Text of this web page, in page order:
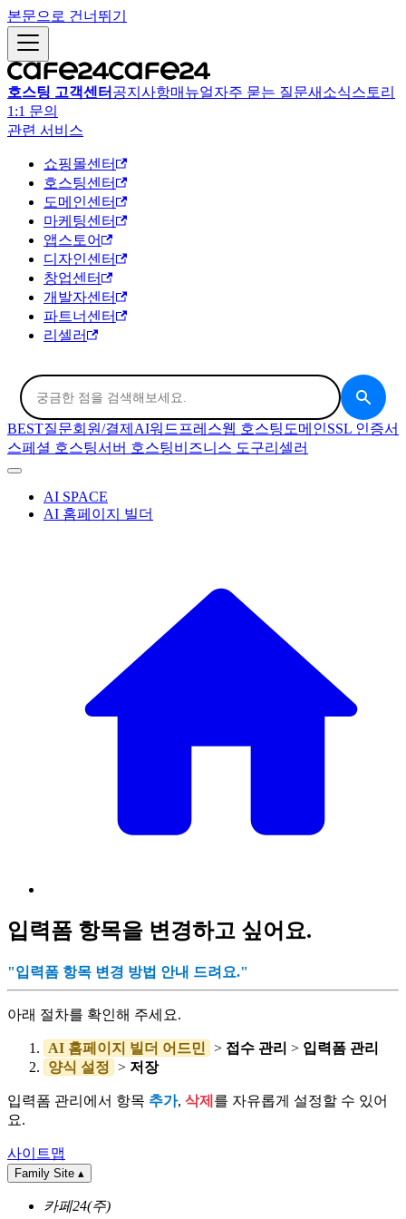
본문으로 건너뛰기
호스팅 고객센터 공지사항매뉴얼자주 묻는 질문새소식스토리
1:1 문의
관련 서비스
쇼핑몰센터
호스팅센터
도메인센터
마케팅센터
앱스토어
디자인센터
창업센터
개발자센터
파트너센터
리셀러
BEST질문회원/결제 AI워드프레스웹 호스팅 도메인SSL 인증서
스페셜 호스팅서버 호스팅비즈니스 도구리셀러
AI SPACE
AI 홈페이지 빌더
입력폼 항목을 변경하고 싶어요.
"입력폼 항목 변경 방법 안내 드려요."
아래 절차를 확인해 주세요.
AI 홈페이지 빌더 어드민 > 접수 관리 > 입력폼 관리
양식 설정 > 저장
입력폼 관리에서 항목 추가, 삭제 를 자유롭게 설정할 수 있어
요.
사이트맵
Family Site ▴
카페24(주)